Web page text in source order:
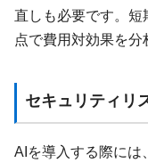
直しも必要です。短
点で費用対効果を分
セキュリティリ
AIを導入する際には